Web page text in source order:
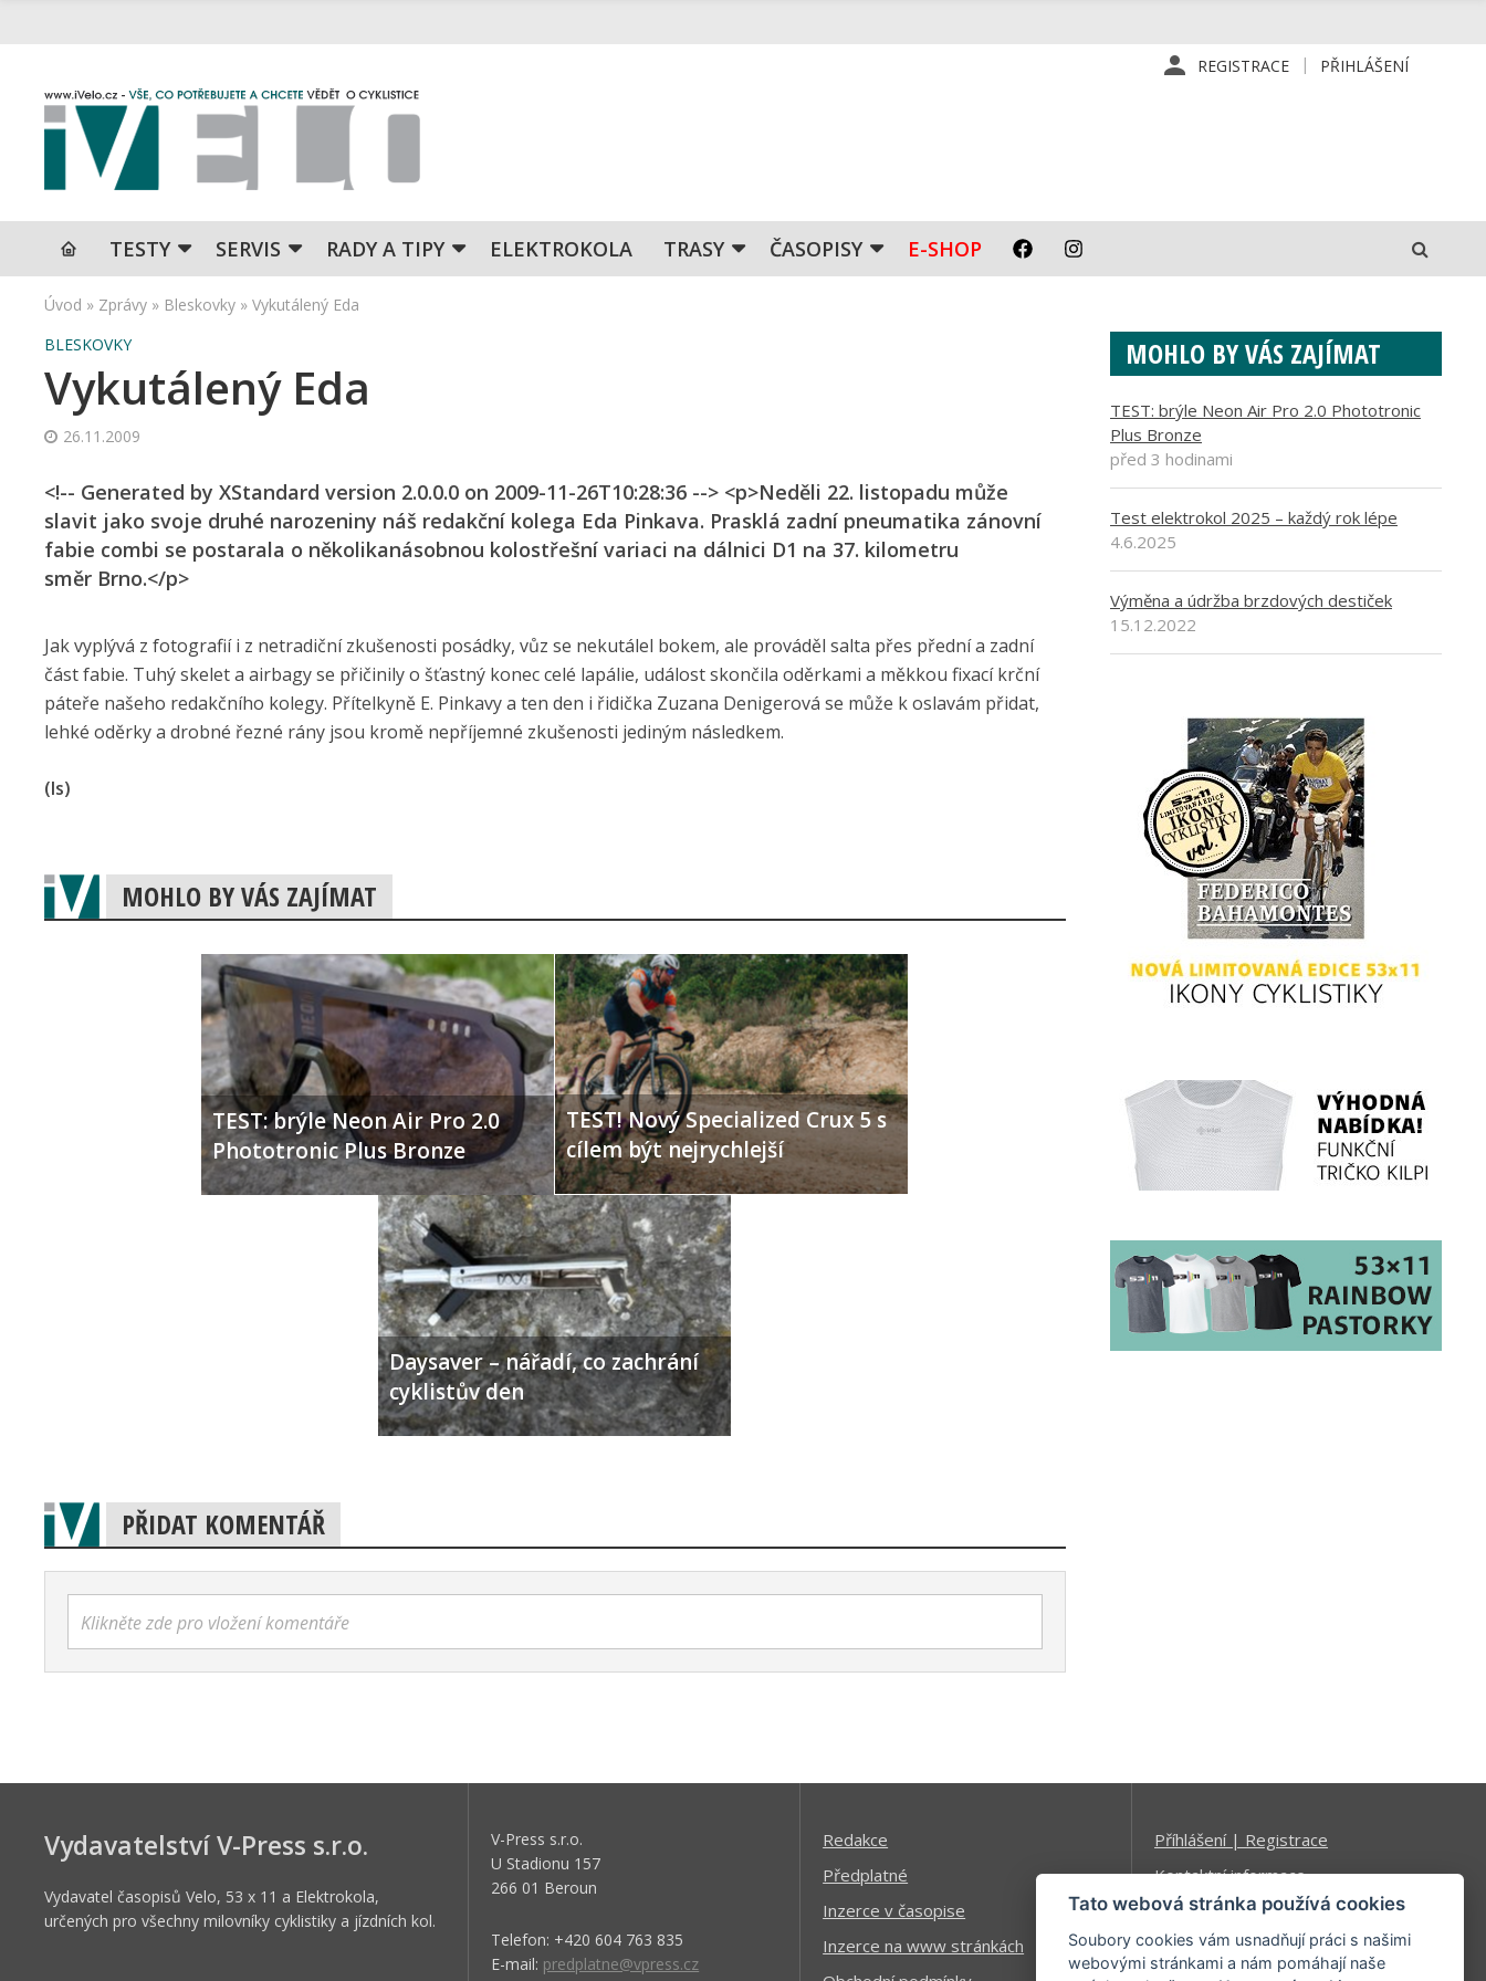
REGISTRACE PŘIHLÁŠENÍ
TESTY SERVIS RADY A TIPY ELEKTROKOLA TRASY ČASOPISY E-SHOP
Úvod » Zprávy » Bleskovky » Vykutálený Eda
BLESKOVKY
Vykutálený Eda
26.11.2009
<!-- Generated by XStandard version 2.0.0.0 on 2009-11-26T10:28:36 --> <p>Neděli 22. listopadu může
slavit jako svoje druhé narozeniny náš redakční kolega Eda Pinkava. Prasklá zadní pneumatika zánovní
fabie combi se postarala o několikanásobnou kolostřešní variaci na dálnici D1 na 37. kilometru
směr Brno.</p>
Jak vyplývá z fotografií i z netradiční zkušenosti posádky, vůz se nekutálel bokem, ale prováděl salta přes přední a zadní
část fabie. Tuhý skelet a airbagy se přičinily o šťastný konec celé lapálie, událost skončila oděrkami a měkkou fixací krční
páteře našeho redakčního kolegy. Přítelkyně E. Pinkavy a ten den i řidička Zuzana Denigerová se může k oslavám přidat,
lehké oděrky a drobné řezné rány jsou kromě nepříjemné zkušenosti jediným následkem.
(ls)
MOHLO BY VÁS ZAJÍMAT
TEST: brýle Neon Air Pro 2.0
Phototronic Plus Bronze
TEST! Nový Specialized Crux 5 s
cílem být nejrychlejší
Daysaver – nářadí, co zachrání
cyklistův den
PŘIDAT KOMENTÁŘ
Klikněte zde pro vložení komentáře
MOHLO BY VÁS ZAJÍMAT
TEST: brýle Neon Air Pro 2.0 Phototronic
Plus Bronze
před 3 hodinami
Test elektrokol 2025 – každý rok lépe
4.6.2025
Výměna a údržba brzdových destiček
15.12.2022
Vydavatelství V-Press s.r.o.
Vydavatel časopisů Velo, 53 x 11 a Elektrokola,
určených pro všechny milovníky cyklistiky a jízdních kol.
V-Press s.r.o.
U Stadionu 157
266 01 Beroun
Telefon: +420 604 763 835
E-mail: predplatne@vpress.cz
Redakce
Předplatné
Inzerce v časopise
Inzerce na www stránkách
Příhlášení | Registrace
Kontaktní informace
Mapa stránek
Tato webová stránka používá cookies
Soubory cookies vám usnadňují práci s našimi
webovými stránkami a nám pomáhají naše